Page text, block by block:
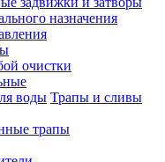
назначения
очистки
Трапы и сливы
трапы